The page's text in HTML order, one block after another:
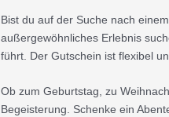
Bist du auf der Suche nach
außergewöhnliches Erlebnis
führt. Der Gutschein ist flexibel
Ob zum Geburtstag, zu
Begeisterung. Schenke ein